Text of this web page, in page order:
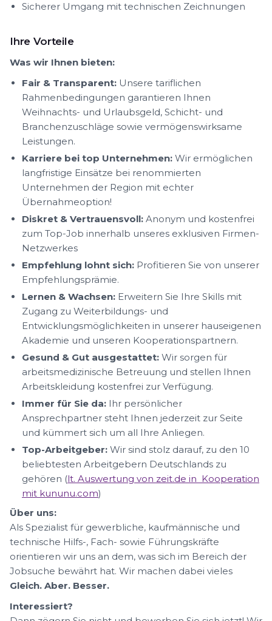
Sicherer Umgang mit technischen Zeichnungen
Ihre Vorteile
Was wir Ihnen bieten:
Fair & Transparent: Unsere tariflichen
Rahmenbedingungen garantieren Ihnen
Weihnachts- und Urlaubsgeld, Schicht- und
Branchenzuschläge sowie vermögenswirksame
Leistungen.
Karriere bei top Unternehmen: Wir ermöglichen
langfristige Einsätze bei renommierten
Unternehmen der Region mit echter
Übernahmeoption!
Diskret & Vertrauensvoll: Anonym und kostenfrei
zum Top-Job innerhalb unseres exklusiven Firmen-
Netzwerkes
Empfehlung lohnt sich: Profitieren Sie von unserer
Empfehlungsprämie.
Lernen & Wachsen: Erweitern Sie Ihre Skills mit
Zugang zu Weiterbildungs- und
Entwicklungsmöglichkeiten in unserer hauseigenen
Akademie und unseren Kooperationspartnern.
Gesund & Gut ausgestattet: Wir sorgen für
arbeitsmedizinische Betreuung und stellen Ihnen
Arbeitskleidung kostenfrei zur Verfügung.
Immer für Sie da: Ihr persönlicher
Ansprechpartner steht Ihnen jederzeit zur Seite
und kümmert sich um all Ihre Anliegen.
Top-Arbeitgeber: Wir sind stolz darauf, zu den 10
beliebtesten Arbeitgebern Deutschlands zu
gehören (lt. Auswertung von zeit.de in Kooperation
mit kununu.com)
Über uns:
Als Spezialist für gewerbliche, kaufmännische und
technische Hilfs-, Fach- sowie Führungskräfte
orientieren wir uns an dem, was sich im Bereich der
Jobsuche bewährt hat. Wir machen dabei vieles
Gleich. Aber. Besser.
Interessiert?